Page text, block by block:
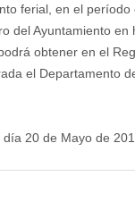
ferial, en el
del Ayuntamiento
obtener en el
el Departamento
20 de Mayo de